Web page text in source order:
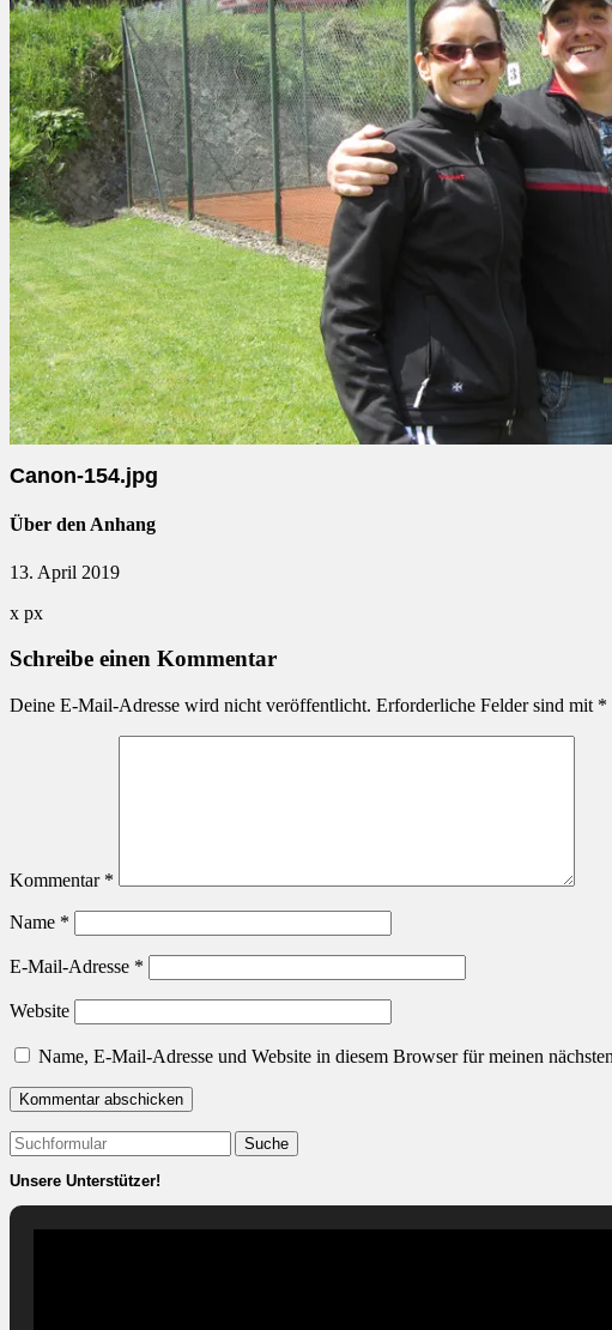
Canon-154.jpg
Über den Anhang
13. April 2019
x px
Schreibe einen Kommentar
Deine E-Mail-Adresse wird nicht veröffentlicht. Erforderliche Felder sind mit *
Kommentar *
Name *
E-Mail-Adresse *
Website
Name, E-Mail-Adresse und Website in diesem Browser für meinen
Suchen
nach:
Unsere Unterstützer!